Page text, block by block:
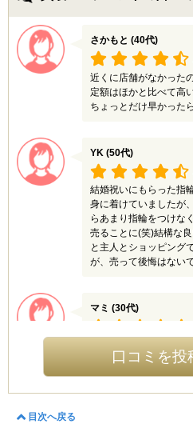
さかもと (40代)
近くに店舗がなかった
定額はほかと比べて高
ちょっとだけ早かった
YK (50代)
結婚祝いにもらった指
身に着けていましたが
らあまり指輪をつけな
売ることに(笑)結構な
と主人とショッピング
が、売って後悔はない
マミ (30代)
て買い取ってもらいま
行っていますが、この
口コミを投
目次へ戻る